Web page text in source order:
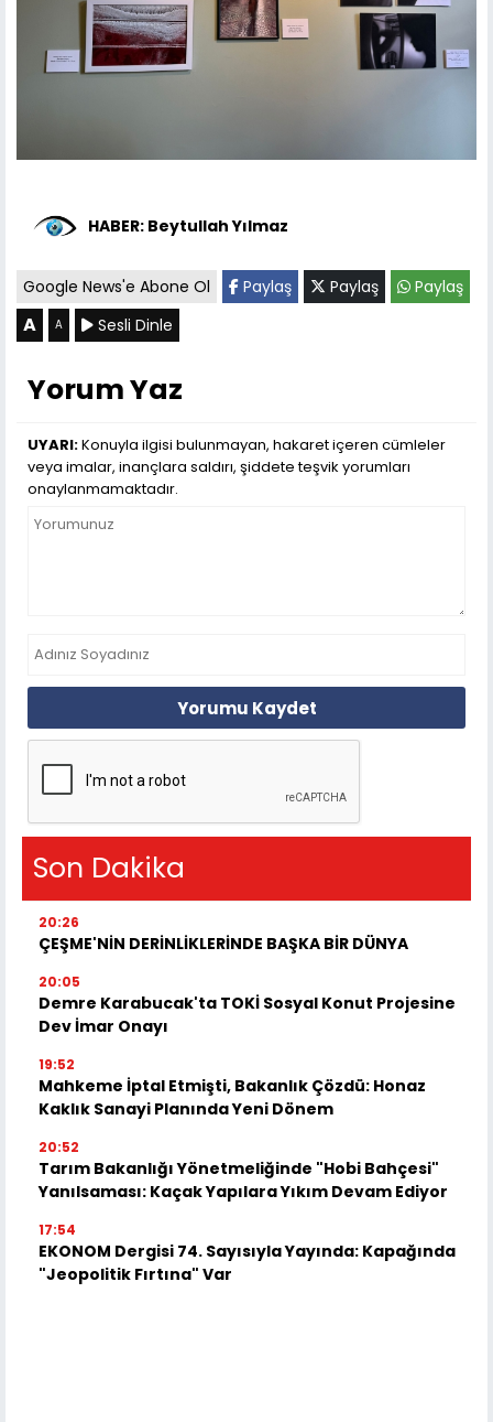
HABER: Beytullah Yılmaz
Google News'e Abone Ol Paylaş Paylaş Paylaş
A A Sesli Dinle
Yorum Yaz
UYARI:Konuyla ilgisi bulunmayan, hakaret içeren cümleler
veya imalar, inançlara saldırı, şiddete teşvik yorumları
onaylanmamaktadır.
Yorumu Kaydet
Son Dakika
20:26
ÇEŞME'NİN DERİNLİKLERİNDE BAŞKA BİR DÜNYA
20:05
Demre Karabucak'ta TOKİ Sosyal Konut Projesine
Dev İmar Onayı
19:52
Mahkeme İptal Etmişti, Bakanlık Çözdü: Honaz
Kaklık Sanayi Planında Yeni Dönem
20:52
Tarım Bakanlığı Yönetmeliğinde "Hobi Bahçesi"
Yanılsaması: Kaçak Yapılara Yıkım Devam Ediyor
17:54
EKONOM Dergisi 74. Sayısıyla Yayında: Kapağında
"Jeopolitik Fırtına" Var